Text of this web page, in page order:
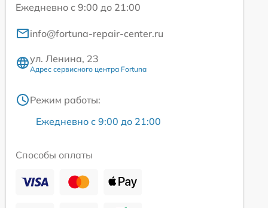
Ежедневно с 9:00 до 21:00
info@fortuna-repair-center.ru
ул. Ленина, 23
Адрес сервисного центра Fortuna
Режим работы:
Ежедневно с 9:00 до 21:00
Способы оплаты